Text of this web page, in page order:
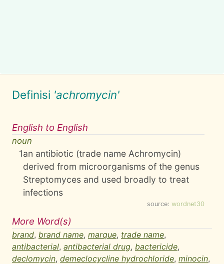
Definisi 'achromycin'
English to English
noun
1an antibiotic (trade name Achromycin)
derived from microorganisms of the genus
Streptomyces and used broadly to treat
infections
source: wordnet30
More Word(s)
brand, brand name, marque, trade name,
antibacterial, antibacterial drug, bactericide,
declomycin, demeclocycline hydrochloride, minocin,